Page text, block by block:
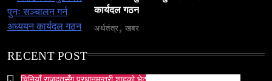
कार्यदल गठन
अर्थतंत्र खबर
RECENT POST